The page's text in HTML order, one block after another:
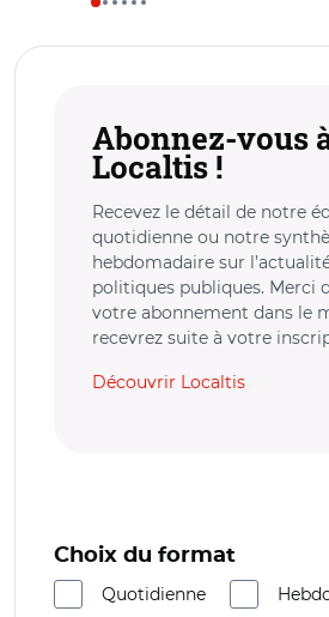
Abonnez-vous
Localtis !
Recevez le détail de notre
quotidienne ou notre
hebdomadaire sur
politiques publiques. Merci
votre abonnement dans le
recevrez suite à votre
Découvrir Localtis
Choix du format
Quotidienne